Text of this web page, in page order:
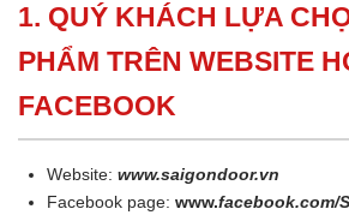
1. QUÝ KHÁCH LỰA
PHẨM TRÊN WEBSITE
FACEBOOK
Website:www.saigondoor.vn
Facebook page:www.facebook.com/